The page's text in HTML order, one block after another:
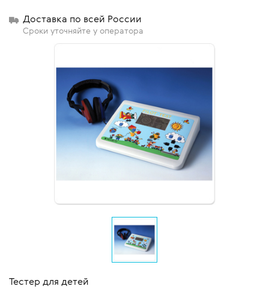
Тестер для детей
Доставка по всей России
Сроки уточняйте у оператора